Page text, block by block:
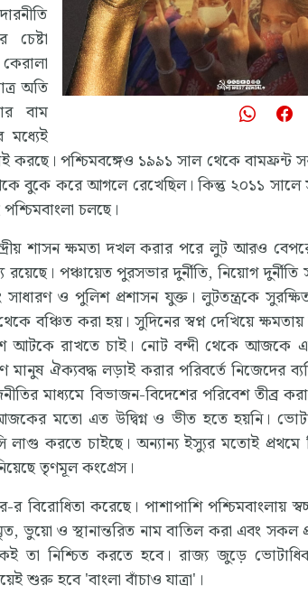
চেষ্টা
অতি
বাম
মধ্যেই
করছে। পশ্চিমবঙ্গেও ১৯৯১ সাল থেকে বামফ্রন্ট
বুকে করে আগলে রেখেছিল। কিন্তু ২০১১
চলছে।
শাসন ক্ষমতা দখল করার পরে লুট আরও
পঞ্চায়েত পুরসভার দুর্নীতি, নিয়োগ দুর্নীতি
ও পুলিশ প্রশাসন যুক্ত। লুটতন্ত্রকে
বঞ্চিত করা হয়। সুদিনের স্বপ্ন দেখিয়ে
আটকে রাখতে চাই। নোট বন্দী থেকে
মানুষ ঐক্যবদ্ধ লড়াই করার পরিবর্তে নিজেদের
মাধ্যমে বিভাজন-বিদেশের পরিবেশ তীব্র
মতো এত উদ্বিগ্ন ও ভীত হতে হয়নি।
করতে চাইছে। অন্যান্য ইস্যুর মতোই প্রথমে
তৃণমূল কংগ্রেস।
করেছে। পাশাপাশি পশ্চিমবাংলায়
ভুয়ো ও স্থানান্তরিত নাম বাতিল করা এবং
তা নিশ্চিত করতে হবে। রাজ্য জুড়ে
শুরু হবে 'বাংলা বাঁচাও যাত্রা'।